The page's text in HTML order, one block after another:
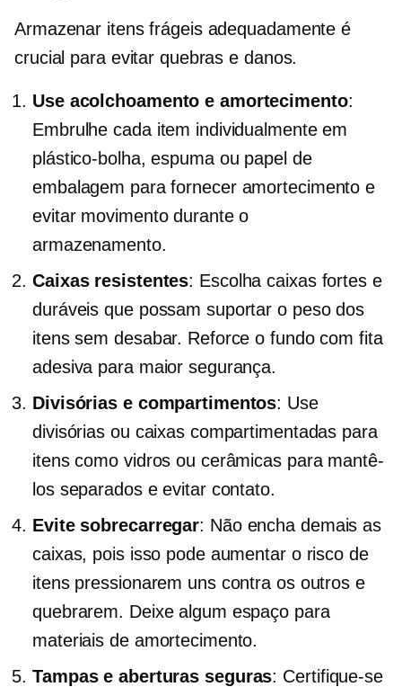
Armazenar itens frágeis adequadamente é
crucial para evitar quebras e danos.
Use acolchoamento e amortecimento:
Embrulhe cada item individualmente em
plástico-bolha, espuma ou papel de
embalagem para fornecer amortecimento e
evitar movimento durante o
armazenamento.
Caixas resistentes: Escolha caixas fortes e
duráveis ​​que possam suportar o peso dos
itens sem desabar. Reforce o fundo com fita
adesiva para maior segurança.
Divisórias e compartimentos: Use
divisórias ou caixas compartimentadas para
itens como vidros ou cerâmicas para mantê-
los separados e evitar contato.
Evite sobrecarregar: Não encha demais as
caixas, pois isso pode aumentar o risco de
itens pressionarem uns contra os outros e
quebrarem. Deixe algum espaço para
materiais de amortecimento.
Tampas e aberturas seguras: Certifique-se